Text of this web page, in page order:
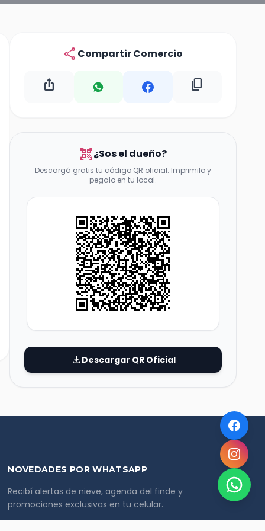
share Compartir Comercio
ios_share content_copy
qr_code_scanner¿Sos el dueño?
Descargá gratis tu código QR oficial. Imprimilo y
pegalo en tu local.
downloadDescargar QR Oficial
NOVEDADES POR WHATSAPP
Recibí alertas de nieve, agenda del finde y
promociones exclusivas en tu celular.